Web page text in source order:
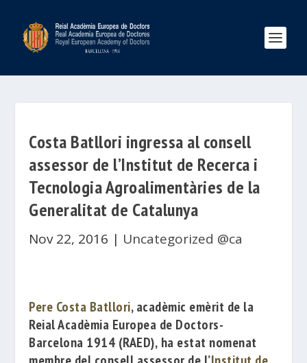
Costa Batllori ingressa al consell
assessor de l’Institut de Recerca i
Tecnologia Agroalimentàries de la
Generalitat de Catalunya
Nov 22, 2016 | Uncategorized @ca
Pere Costa Batllori, acadèmic emèrit de la
Reial Acadèmia Europea de Doctors-
Barcelona 1914 (RAED), ha estat nomenat